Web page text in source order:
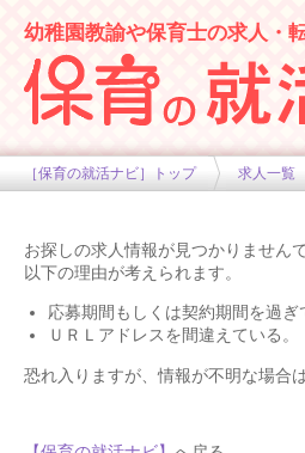
幼稚園教諭や保育士の求人・
［保育の就活ナビ］トップ 求人一覧
お探しの求人情報が見つかりませんで
以下の理由が考えられます。
応募期間もしくは契約期間を過ぎ
ＵＲＬアドレスを間違えている。
恐れ入りますが、情報が不明な場合